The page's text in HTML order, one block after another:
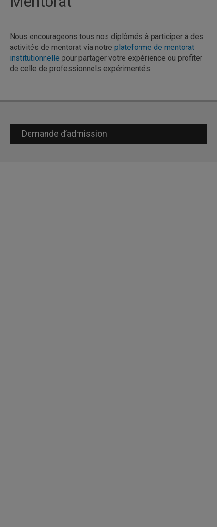
Nous encourageons tous nos diplômés à participer à des
activités de mentorat via notre plateforme de mentorat
institutionnelle pour partager votre expérience ou profiter
de celle de professionnels expérimentés.
Demande d’admission